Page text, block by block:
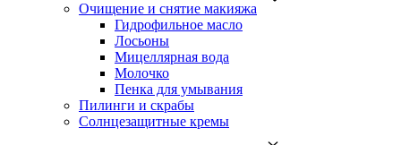
Очищение и снятие макияжа
Гидрофильное масло
Лосьоны
Мицеллярная вода
Молочко
Пенка для умывания
Пилинги и скрабы
Солнцезащитные кремы